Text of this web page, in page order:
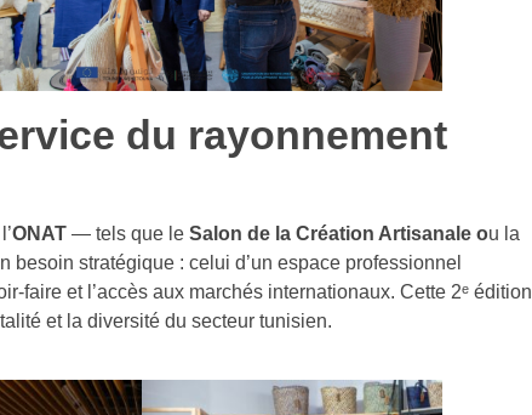
du rayonnement
ONAT — tels que le Salon de la Création Artisanale ou la
besoin stratégique : celui d’un espace professionnel
faire et l’accès aux marchés internationaux. Cette 2ᵉ édition
et la diversité du secteur tunisien.